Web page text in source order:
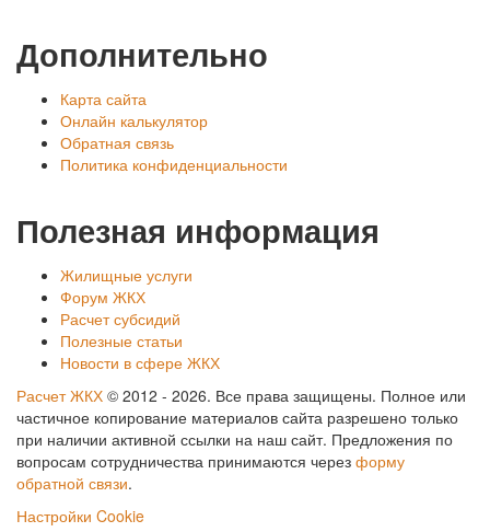
Дополнительно
Карта сайта
Онлайн калькулятор
Обратная связь
Политика конфиденциальности
Полезная информация
Жилищные услуги
Форум ЖКХ
Расчет субсидий
Полезные статьи
Новости в сфере ЖКХ
Расчет ЖКХ © 2012 - 2026. Все права защищены. Полное или
частичное копирование материалов сайта разрешено только
при наличии активной ссылки на наш сайт. Предложения по
вопросам сотрудничества принимаются через форму
обратной связи.
Настройки Cookie